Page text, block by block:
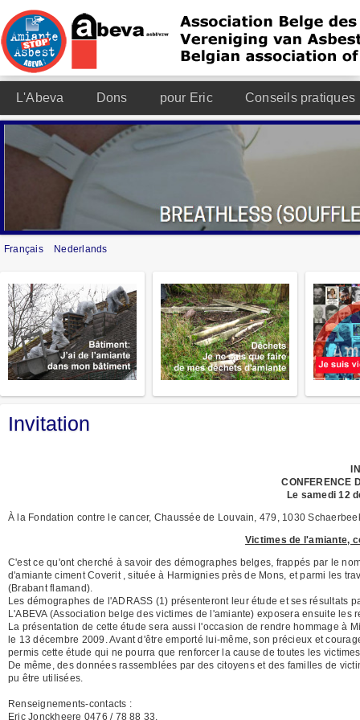
L'Abeva Dons pour Eric Conseils pratiques
Français Nederlands
Invitation
CONFERENCE
Le samedi 12
À la Fondation contre le cancer, Chaussée de Louvain, 479, 1030
Victimes de l'amiante,
C'est ce qu'ont cherché à savoir des démographes belges, frappés par le
d'amiante ciment Coverit , située à Harmignies près de Mons, et parmi les
(Brabant flamand).
Les démographes de l'ADRASS (1) présenteront leur étude et ses résultats
L'ABEVA (Association belge des victimes de l'amiante) exposera ensuite les
La présentation de cette étude sera aussi l'occasion de rendre hommage à
le 13 décembre 2009. Avant d'être emporté lui-même, son précieux et
permis cette étude qui ne pourra que renforcer la cause de toutes les
De même, des données rassemblées par des citoyens et des familles de
pu être utilisées.
Renseignements-contacts :
Eric Jonckheere 0476 / 78 88 33.